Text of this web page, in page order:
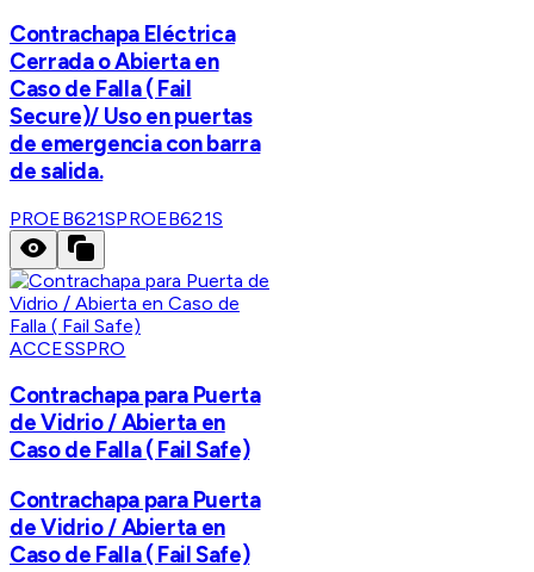
Contrachapa Eléctrica
Cerrada o Abierta en
Caso de Falla ( Fail
Secure)/ Uso en puertas
de emergencia con barra
de salida.
PROEB621SPROEB621S
ACCESSPRO
Contrachapa para Puerta
de Vidrio / Abierta en
Caso de Falla ( Fail Safe)
Contrachapa para Puerta
de Vidrio / Abierta en
Caso de Falla ( Fail Safe)